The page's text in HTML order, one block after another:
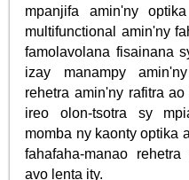
mpanjifa amin'ny
multifunctional amin'ny
famolavolana fisainana
izay manampy
rehetra amin'ny rafitra
ireo olon-tsotra sy
momba ny kaonty optika
fahafaha-manao
avo lenta ity.